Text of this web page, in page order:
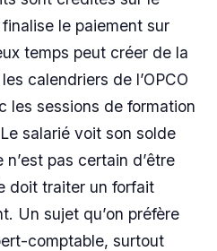
le paiement sur
temps peut créer de la
calendriers de l’OPCO
les sessions de formation
salarié voit son solde
pas certain d’être
doit traiter un forfait
Un sujet qu’on préfère
comptable, surtout